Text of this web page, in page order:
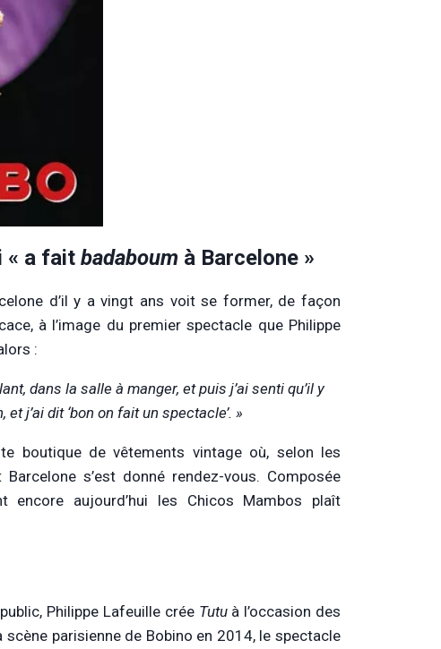
« a fait badaboum à Barcelone »
d’il y a vingt ans voit se former, de façon
à l’image du premier spectacle que Philippe
:
dans la salle à manger, et puis j’ai senti qu’il y
j’ai dit ‘bon on fait un spectacle’. »
boutique de vêtements vintage où, selon les
s’est donné rendez-vous. Composée
aujourd’hui les Chicos Mambos plaît
Philippe Lafeuille crée Tutuà l’occasion des
parisienne de Bobino en 2014, le spectacle